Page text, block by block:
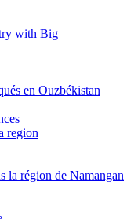
with Big
en Ouzbékistan
region
la région de Namangan